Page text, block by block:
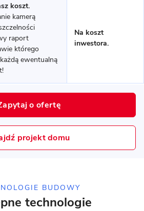
energooszczędny
koszt.
kamerą
raport
którego
ewentualną
Na koszt
inwestora.
o ofertę
projekt domu
BUDOWY
technologie